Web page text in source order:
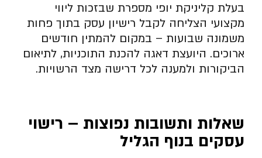
בעלת קליניקת יופי מספרת שבזכות ליווי
מקצועי הצליחה לקבל רישיון עסק בתוך פחות
משמונה שבועות – במקום להמתין חודשים
ארוכים. היועצת דאגה להכנת התוכניות, לתיאום
הביקורות ולמענה לכל דרישה מצד הרשויות.
שאלות ותשובות נפוצות – רישוי
עסקים בנוף הגליל